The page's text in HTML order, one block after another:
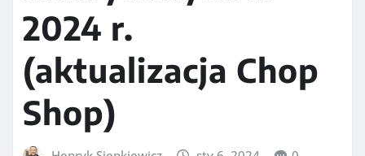
2024 r.
(aktualizacja Chop
Shop)